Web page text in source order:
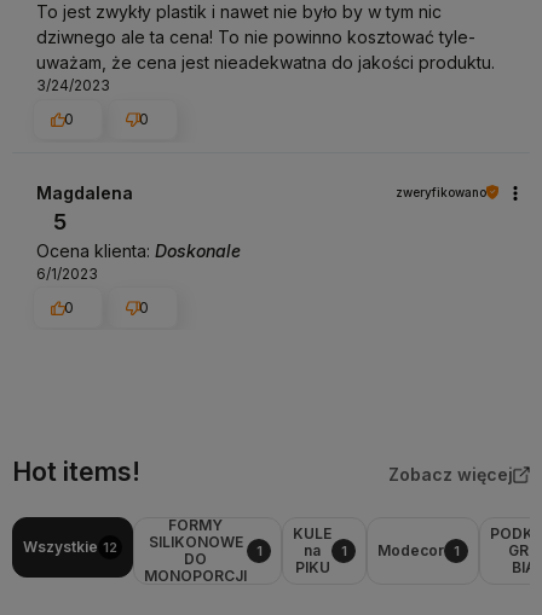
To jest zwykły plastik i nawet nie było by w tym nic
dziwnego ale ta cena! To nie powinno kosztować tyle-
uważam, że cena jest nieadekwatna do jakości produktu.
3/24/2023
0
0
Magdalena zweryfikowano
5
Ocena klienta: Doskonale
6/1/2023
0
0
Hot items! Zobacz więcej
Wszystkie 12
FORMY
SILIKONOWE
DO
MONOPORCJI
1
KULE
na
PIKU
1 Modecor 1